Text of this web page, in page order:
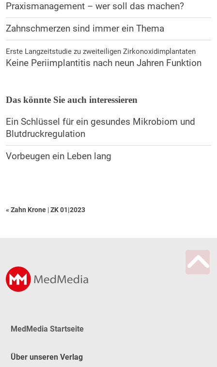
Praxismanagement – wer soll das machen?
Zahnschmerzen sind immer ein Thema
Erste Langzeitstudie zu zweiteiligen Zirkonoxidimplantaten
Keine Periimplantitis nach neun Jahren Funktion
Das könnte Sie auch interessieren
Ein Schlüssel für ein gesundes Mikrobiom und
Blutdruckregulation
Vorbeugen ein Leben lang
« Zahn Krone |ZK 01|2023
MedMedia Startseite
Über unseren Verlag